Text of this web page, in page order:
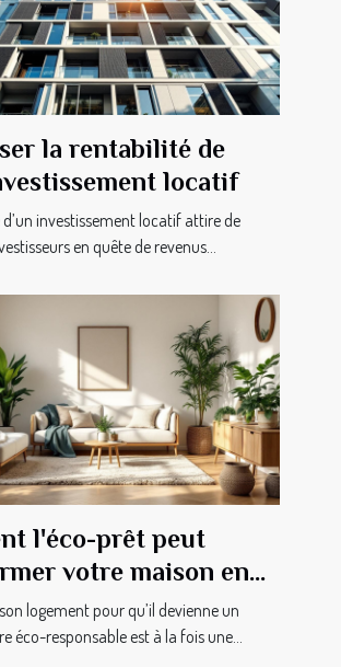
la rentabilité de
locatif
investissement locatif attire de
en quête de revenus...
l'éco-prêt peut
votre maison en
responsable ?
logement pour qu’il devienne un
éco-responsable est à la fois une...